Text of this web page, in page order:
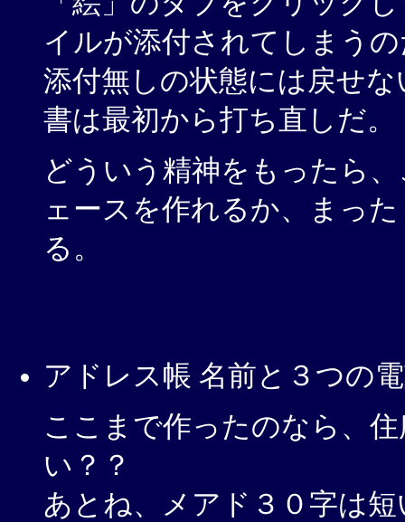
イルが添付されてしまう
添付無しの状態には戻せ
書は最初から打ち直しだ。
どういう精神をもったら
ェースを作れるか、まっ
る。
アドレス帳 名前と３つの
ここまで作ったのなら、
い？？
あとね、メアド３０字は短